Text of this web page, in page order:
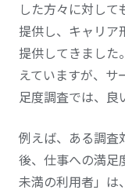
した方々に対して
提供し、キャリア
提供してきまし
えていますが、サ
足度調査では、良
例えば、ある調査
後、仕事への満足
未満の利用者」は